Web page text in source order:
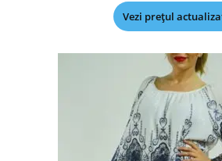
Vezi prețul